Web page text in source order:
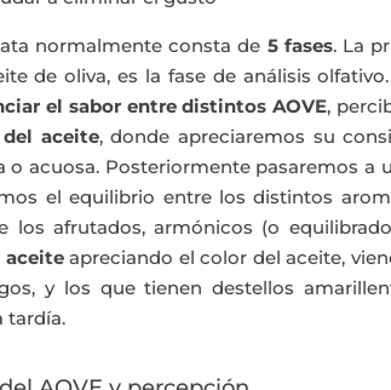
normalmente consta de 5 fases. La
de oliva, es la fase de análisis
el sabor entre distintos AOVE,
aceite, donde apreciaremos su
o acuosa. Posteriormente pasaremos a
el equilibrio entre los distintos
los afrutados, armónicos (o
aceiteapreciando el color del aceite,
y los que tienen destellos
tardía.